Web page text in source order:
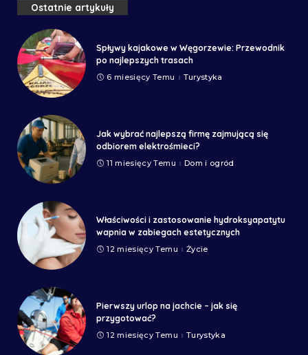
Ostatnie artykuły
Spływy kajakowe w Węgorzewie: Przewodnik
po najlepszych trasach
6 miesięcy Temu Turystyka
Jak wybrać najlepszą firmę zajmującą się
odbiorem elektrośmieci?
11 miesięcy Temu Dom i ogród
Właściwości i zastosowanie hydroksyapatytu
wapnia w zabiegach estetycznych
12 miesięcy Temu Życie
Pierwszy urlop na jachcie – jak się
przygotować?
12 miesięcy Temu Turystyka